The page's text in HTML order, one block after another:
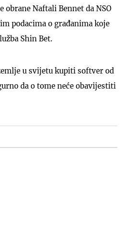
Naftali Bennet da NSO
podacima o građanima koje
Shin Bet.
u svijetu kupiti softver od
da o tome neće obavijestiti